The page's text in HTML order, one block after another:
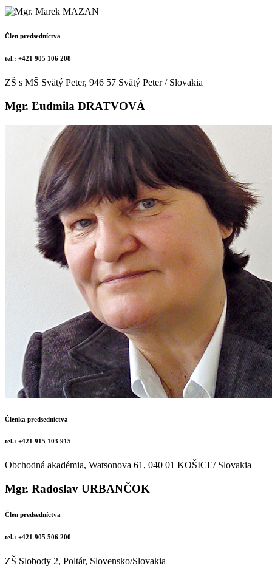
Člen predsedníctva
tel.: +421 905 106 208
ZŠ s MŠ Svätý Peter, 946 57 Svätý Peter / Slovakia
Mgr. Ľudmila DRATVOVÁ
Členka predsedníctva
tel.: +421 915 103 915
Obchodná akadémia, Watsonova 61, 040 01 KOŠICE/ Slovakia
Mgr. Radoslav URBANČOK
Člen predsedníctva
tel.: +421 905 506 200
ZŠ Slobody 2, Poltár, Slovensko/Slovakia